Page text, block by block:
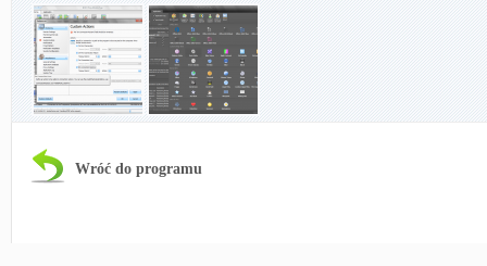
Wróć do programu